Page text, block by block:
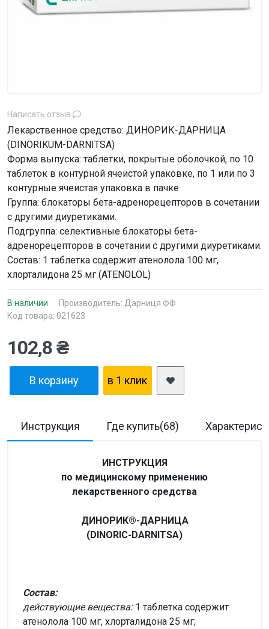
Написать отзыв
Лекарственное средство: ДИНОРИК-ДАРНИЦА
(DINORIKUM-DARNITSA)
Форма выпуска: таблетки, покрытые оболочкой, по 10
таблеток в контурной ячеистой упаковке, по 1 или по 3
контурные ячеистая упаковка в пачке
Группа: блокаторы бета-адренорецепторов в сочетании
с другими диуретиками.
Подгруппа: селективные блокаторы бета-
адренорецепторов в сочетании с другими диуретиками.
Состав: 1 таблетка содержит атенолола 100 мг,
хлорталидона 25 мг (ATENOLOL)
В наличии Производитель: Дарниця ФФ
Код товара: 021623
102,8 ₴
В корзину в 1 клик
Инструкция Где купить(68)
ИНСТРУКЦИЯ
по медицинскому применению
лекарственного средства
ДИНОРИК®-ДАРНИЦА
(DІNORІC-DARNІTSA)
Состав:
действующие вещества:1 таблетка содержит
атенолола 100 мг, хлорталидона 25 мг;